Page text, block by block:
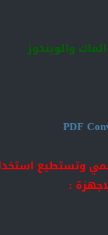
والويندوز
PDF
وتستطيع
: